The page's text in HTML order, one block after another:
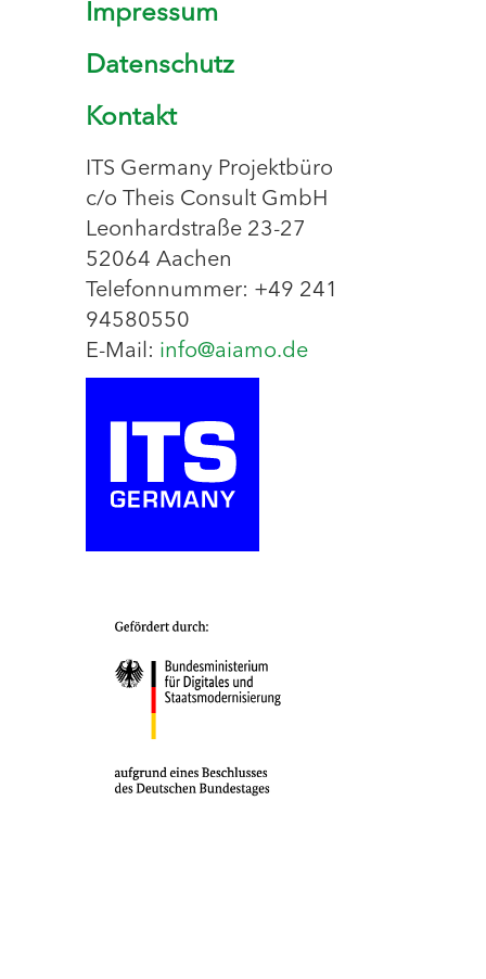
Impressum
Datenschutz
Kontakt
ITS Germany Projektbüro
c/o Theis Consult GmbH
Leonhardstraße 23-27
52064 Aachen
Telefonnummer: +49 241
94580550
E-Mail: info@aiamo.de